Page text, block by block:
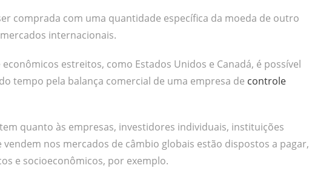
comprada com uma quantidade específica da moeda de outro
internacionais.
estreitos, como Estados Unidos e Canadá, é possível
tempo pela balança comercial de uma empresa de controle
quanto às empresas, investidores individuais, instituições
nos mercados de câmbio globais estão dispostos a pagar,
e socioeconômicos, por exemplo.